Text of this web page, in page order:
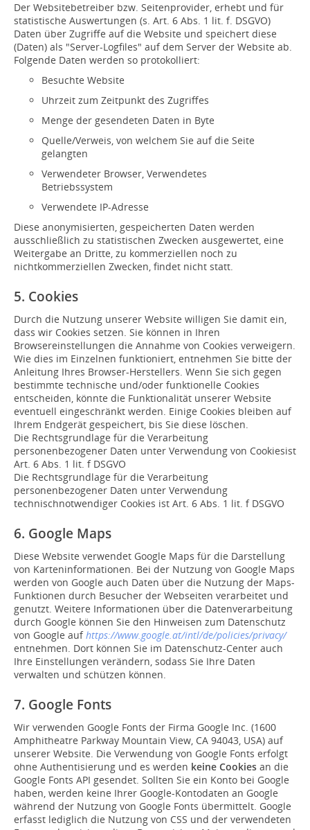
Der Websitebetreiber bzw. Seitenprovider, erhebt und für
statistische Auswertungen (s. Art. 6 Abs. 1 lit. f. DSGVO)
Daten über Zugriffe auf die Website und speichert diese
(Daten) als "Server-Logfiles" auf dem Server der Website ab.
Folgende Daten werden so protokolliert:
Besuchte Website
Uhrzeit zum Zeitpunkt des Zugriffes
Menge der gesendeten Daten in Byte
Quelle/Verweis, von welchem Sie auf die Seite
gelangten
Verwendeter Browser, Verwendetes
Betriebssystem
Verwendete IP-Adresse
Diese anonymisierten, gespeicherten Daten werden
ausschließlich zu statistischen Zwecken ausgewertet, eine
Weitergabe an Dritte, zu kommerziellen noch zu
nichtkommerziellen Zwecken, findet nicht statt.
5. Cookies
Durch die Nutzung unserer Website willigen Sie damit ein,
dass wir Cookies setzen. Sie können in Ihren
Browsereinstellungen die Annahme von Cookies verweigern.
Wie dies im Einzelnen funktioniert, entnehmen Sie bitte der
Anleitung Ihres Browser-Herstellers. Wenn Sie sich gegen
bestimmte technische und/oder funktionelle Cookies
entscheiden, könnte die Funktionalität unserer Website
eventuell eingeschränkt werden. Einige Cookies bleiben auf
Ihrem Endgerät gespeichert, bis Sie diese löschen.
Die Rechtsgrundlage für die Verarbeitung
personenbezogener Daten unter Verwendung von Cookiesist
Art. 6 Abs. 1 lit. f DSGVO
Die Rechtsgrundlage für die Verarbeitung
personenbezogener Daten unter Verwendung
technischnotwendiger Cookies ist Art. 6 Abs. 1 lit. f DSGVO
6. Google Maps
Diese Website verwendet Google Maps für die Darstellung
von Karteninformationen. Bei der Nutzung von Google Maps
werden von Google auch Daten über die Nutzung der Maps-
Funktionen durch Besucher der Webseiten verarbeitet und
genutzt. Weitere Informationen über die Datenverarbeitung
durch Google können Sie den Hinweisen zum Datenschutz
von Google aufhttps://www.google.at/intl/de/policies/privacy/
entnehmen. Dort können Sie im Datenschutz-Center auch
Ihre Einstellungen verändern, sodass Sie Ihre Daten
verwalten und schützen können.
7. Google Fonts
Wir verwenden Google Fonts der Firma Google Inc. (1600
Amphitheatre Parkway Mountain View, CA 94043, USA) auf
unserer Website. Die Verwendung von Google Fonts erfolgt
ohne Authentisierung und es werden keine Cookies an die
Google Fonts API gesendet. Sollten Sie ein Konto bei Google
haben, werden keine Ihrer Google-Kontodaten an Google
während der Nutzung von Google Fonts übermittelt. Google
erfasst lediglich die Nutzung von CSS und der verwendeten